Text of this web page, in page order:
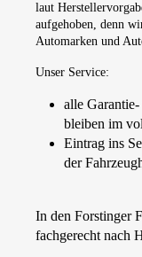
laut
aufgehoben, denn
Automarken und
Unser Service:
alle
bleiben im
Eintrag ins
der
In den Forstinger
fachgerecht nach